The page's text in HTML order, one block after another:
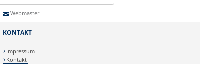
Webmaster
KONTAKT
Impressum
Kontakt